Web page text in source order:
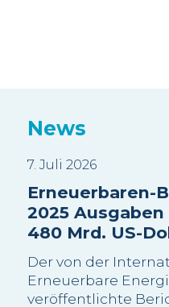
News
7. Juli 2026
Erneuerbaren-
2025
480 Mrd. US-
Der von der
Erneuerbare
veröffentlichte